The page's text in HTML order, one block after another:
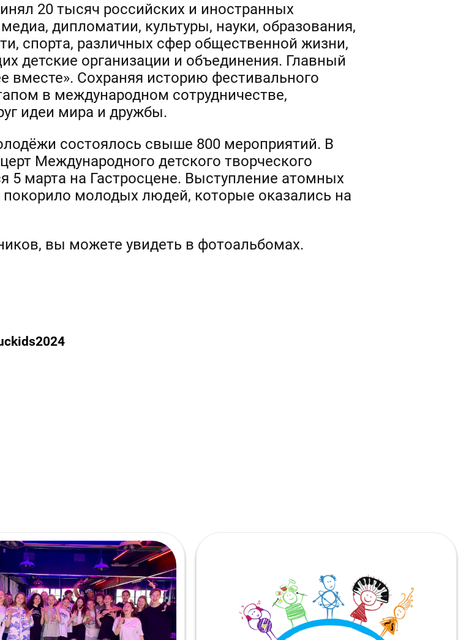
20 тысяч российских и иностранных
дипломатии, культуры, науки, образования,
спорта, различных сфер общественной жизни,
детские организации и объединения. Главный
вместе». Сохраняя историю фестивального
в международном сотрудничестве,
идеи мира и дружбы.
состоялось свыше 800 мероприятий. В
Международного детского творческого
5 марта на Гастросцене. Выступление атомных
молодых людей, которые оказались на
вы можете увидеть в фотоальбомах.